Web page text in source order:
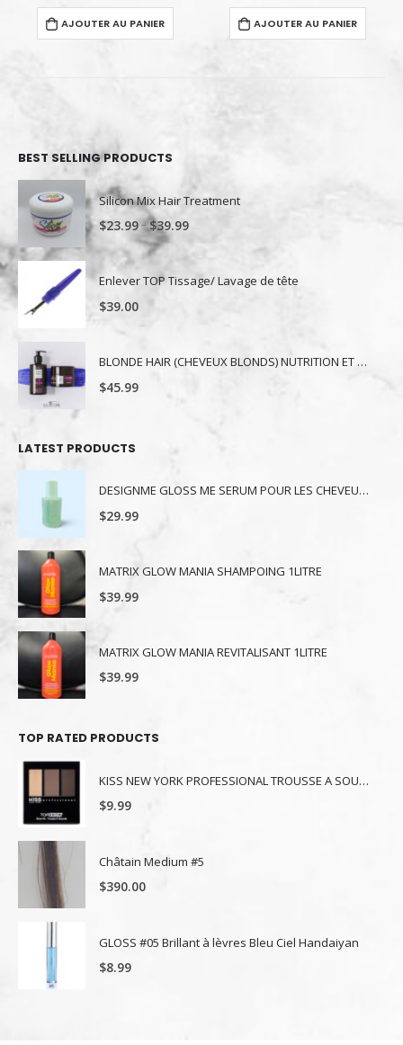
AJOUTER AU PANIER AJOUTER AU PANIER
BEST SELLING PRODUCTS
Silicon Mix Hair Treatment
$23.99–$39.99
Enlever TOP Tissage/ Lavage de tête
$39.00
BLONDE HAIR (CHEVEUX BLONDS) NUTRITION ET NUANCE
$45.99
LATEST PRODUCTS
DESIGNME GLOSS ME SERUM POUR LES CHEVEUX 80ML
$29.99
MATRIX GLOW MANIA SHAMPOING 1LITRE
$39.99
MATRIX GLOW MANIA REVITALISANT 1LITRE
$39.99
TOP RATED PRODUCTS
KISS NEW YORK PROFESSIONAL TROUSSE A SOURCILS KBK03
$9.99
Châtain Medium #5
$390.00
GLOSS #05 Brillant à lèvres Bleu Ciel Handaiyan
$8.99